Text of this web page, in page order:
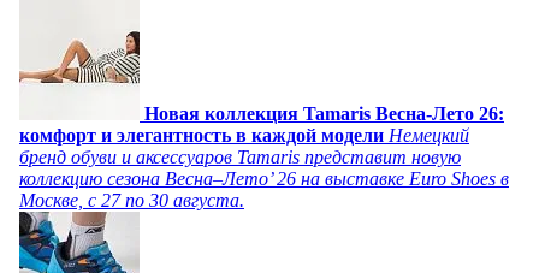
Новая коллекция Tamaris Весна-Лето 26:
комфорт и элегантность в каждой модели Немецкий
бренд обуви и аксессуаров Tamaris представит новую
коллекцию сезона Весна–Лето’ 26 на выставке Euro Shoes в
Москве, с 27 по 30 августа.